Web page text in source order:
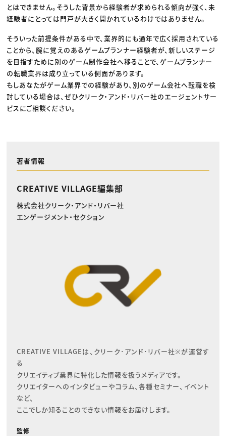
とはできません。そうした背景から経験者が求められる傾向が強く、未
経験者にとっては門戸が大きく開かれているわけではありません。
そういった前提条件がある中で、業界的にも通年で広く採用されている
ことから、腕に覚えのあるゲームプランナー経験者が、新しいステージ
を目指すために別のゲーム制作会社へ移ることで、ゲームプランナー
の転職業界は成り立っている側面があります。
もしあなたがゲーム業界での経験があり、別のゲーム会社へ転職を検
討している場合は、ぜひクリーク・アンド・リバー社のエージェントサー
ビスにご相談ください。
著者情報
CREATIVE VILLAGE編集部
株式会社クリーク・アンド・リバー社
エンゲージメント・セクション
CREATIVE VILLAGEは、クリーク･アンド･リバー社※が運営す
る
クリエイティブ業界に特化した情報を扱うメディアです。
クリエイターへのインタビューやコラム、各種セミナー、イベント
など、
ここでしか知ることのできない情報をお届けします。
監修